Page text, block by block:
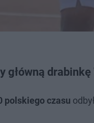
główną
polskiego czasu